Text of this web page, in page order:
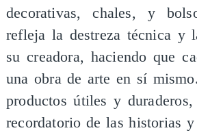
decorativas, chales, y
refleja la destreza técnica y
su creadora, haciendo que
una obra de arte en sí
productos útiles y
recordatorio de las historias